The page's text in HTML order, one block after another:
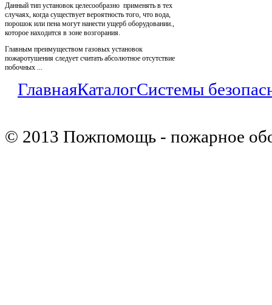
Данный тип установок целесообразно применять в тех
случаях, когда существует вероятность того, что вода,
порошок или пена могут нанести ущерб оборудовании.,
которое находится в зоне возгорания.
Главным преимуществом газовых установок
пожаротушения следует считать абсолютное отсутствие
побочных ...
ГлавнаяКаталогСистемы
© 2013 Пожпомощь - пожарное